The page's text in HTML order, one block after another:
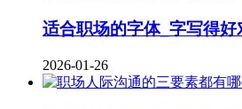
适合职场的字体_字写得
2026-01-26